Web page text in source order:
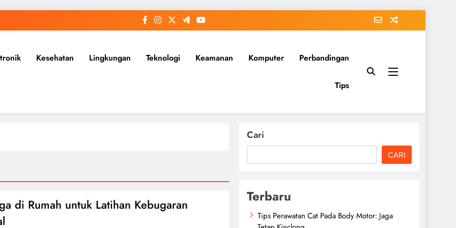
Kesehatan Lingkungan Teknologi Keamanan Komputer Perbandingan
Tips
di Rumah untuk Latihan Kebugaran
Cari
CARI
Terbaru
Tips Perawatan Cat Pada Body Motor: Jaga